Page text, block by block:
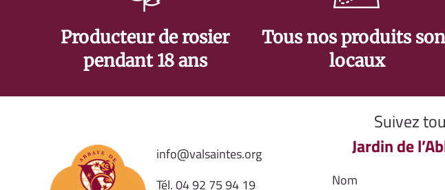
Producteur de rosier
pendant 18 ans
Tous nos produits
locaux
info@valsaintes.org
Tél.04 92 75 94 19
Suivez
Jardin de
Nom